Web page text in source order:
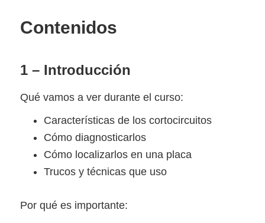
Contenidos
1 – Introducción
Qué vamos a ver durante el curso:
Características de los cortocircuitos
Cómo diagnosticarlos
Cómo localizarlos en una placa
Trucos y técnicas que uso
Por qué es importante: